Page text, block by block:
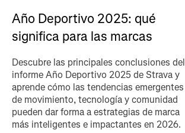
Año Deportivo 2025: qué
significa para las marcas
Descubre las principales conclusiones del
informe Año Deportivo 2025 de Strava y
aprende cómo las tendencias emergentes
de movimiento, tecnología y comunidad
pueden dar forma a estrategias de marca
más inteligentes e impactantes en 2026.